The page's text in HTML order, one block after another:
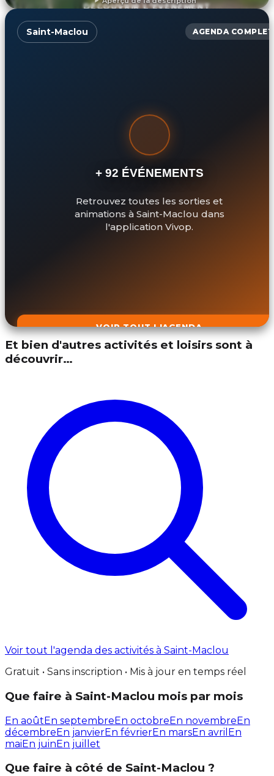
DÉCOUVRIR L'ÉVÉNEMENT
Saint-Maclou AGENDA COMPLET
+ 92 ÉVÉNEMENTS
Retrouvez toutes les sorties et
animations à Saint-Maclou dans
l'application Vivop.
VOIR TOUT L'AGENDA
Et bien d'autres activités et loisirs sont à
découvrir…
Voir tout l'agenda des activités à Saint-Maclou
Gratuit • Sans inscription • Mis à jour en temps réel
Que faire à Saint-Maclou mois par mois
En aoûtEn septembreEn octobreEn novembreEn
décembreEn janvierEn févrierEn marsEn avril En
maiEn juinEn juillet
Que faire à côté de Saint-Maclou ?